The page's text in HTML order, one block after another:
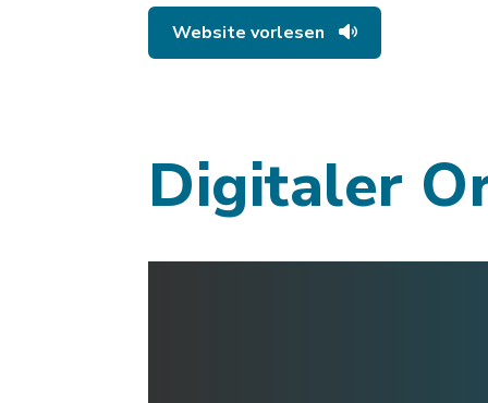
Website vorlesen
Digitaler